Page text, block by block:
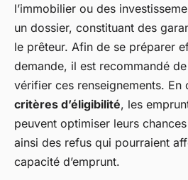
l’immobilier ou des
un dossier, constituant des
le prêteur. Afin de se préparer
demande, il est recommandé
vérifier ces renseignements. En
critères d’éligibilité, les
peuvent optimiser leurs
ainsi des refus qui pourraient
capacité d’emprunt.